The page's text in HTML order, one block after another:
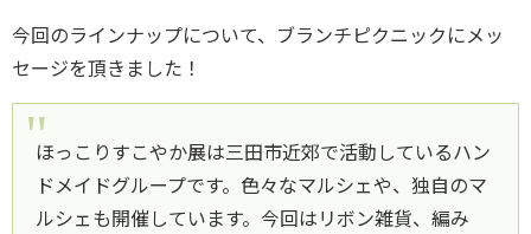
今回のラインナップについて、ブランチピクニックにメッ
セージを頂きました！
ほっこりすこやか展は三田市近郊で活動しているハン
ドメイドグループです。色々なマルシェや、独自のマ
ルシェも開催しています。今回はリボン雑貨、編み